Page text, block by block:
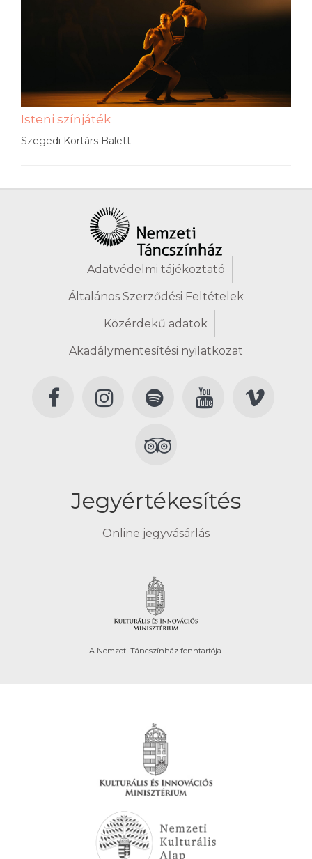
Isteni színjáték
Szegedi Kortárs Balett
Adatvédelmi tájékoztató
Általános Szerződési Feltételek
Közérdekű adatok
Akadálymentesítési nyilatkozat
Jegyértékesítés
Online jegyvásárlás
A Nemzeti Táncszínház fenntartója.